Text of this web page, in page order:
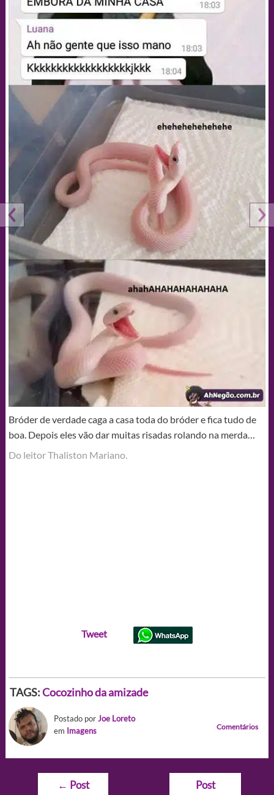
Bróder de verdade caga a casa toda do bróder e fica tudo de
boa. Depois eles vão dar muitas risadas rolando na merda…
Do leitor Thaliston Mariano.
Tweet
TAGS:Cocozinho da amizade
Postado porJoe Loreto
em Imagens Comentários
Navegação
← Post
Post